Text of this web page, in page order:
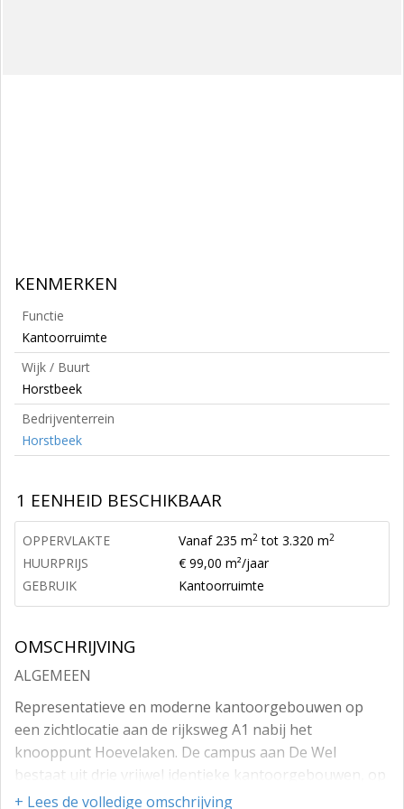
KENMERKEN
Functie
Kantoorruimte
Wijk / Buurt
Horstbeek
Bedrijventerrein
Horstbeek
1 EENHEID BESCHIKBAAR
OPPERVLAKTE Vanaf 235 m2 tot 3.320 m2
HUURPRIJS
€ 99,00 m²/jaar
GEBRUIK
Kantoorruimte
OMSCHRIJVING
ALGEMEEN
Representatieve en moderne kantoorgebouwen op
een zichtlocatie aan de rijksweg A1 nabij het
knooppunt Hoevelaken. De campus aan De Wel
bestaat uit drie vrijwel identieke kantoorgebouwen, op
een kavel met ruim parkeren en zijn voorzien van een
+ Lees de volledige omschrijving